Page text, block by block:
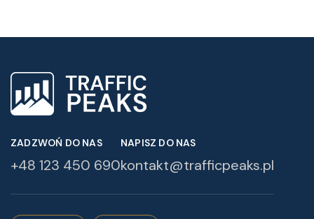
ZADZWOŃ DO NAS
+48 123 450 690
NAPISZ DO NAS
kontakt@trafficpeaks.pl